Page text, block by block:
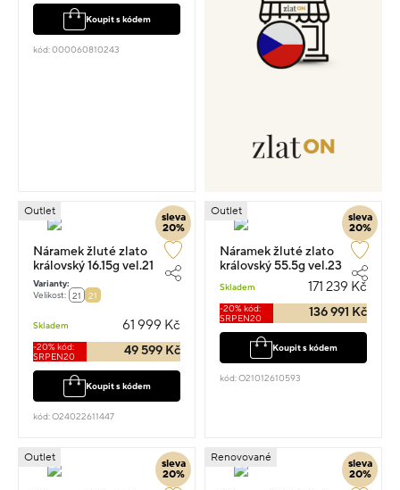
Koupit s kódem
kód: 000060810243
sleva
20%
Outlet
Náramek žluté zlato
královský 16.15g vel.21
Varianty:
Velikost:
21 21
Skladem 61 999 Kč
-20% kód:
SRPEN20
49 599 Kč
Koupit s kódem
kód: O24022611447
sleva
20%
Outlet
Náramek žluté zlato
královský 55.5g vel.23
Skladem 171 239 Kč
-20% kód:
SRPEN20
136 991 Kč
Koupit s kódem
kód: O21012610593
sleva
20%
Outlet
sleva
20%
Renovované